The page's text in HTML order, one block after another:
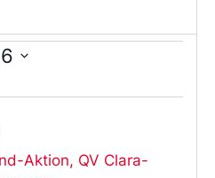
Aktion, QV Clara-